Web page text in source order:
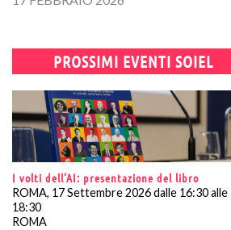
PROSSIMI EVENTI SOIEL
I volti dell’AI: presentazione del libro
ROMA, 17 Settembre 2026 dalle 16:30 alle
18:30
ROMA